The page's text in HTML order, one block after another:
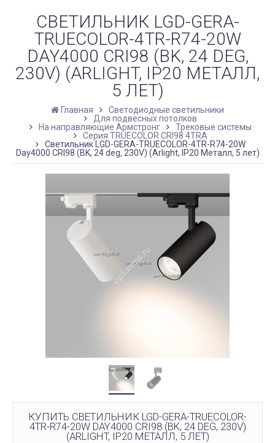
СВЕТИЛЬНИК LGD-GERA-
TRUECOLOR-4TR-R74-20W
DAY4000 CRI98 (BK, 24 DEG,
230V) (ARLIGHT, IP20 МЕТАЛЛ,
5 ЛЕТ)
Главная
Светодиодные светильники
Для подвесных потолков
На направляющие Армстронг
Трековые системы
Серия TRUECOLOR CRI98 4TRA
Светильник LGD-GERA-TRUECOLOR-4TR-R74-20W
Day4000 CRI98 (BK, 24 deg, 230V) (Arlight, IP20 Металл, 5 лет)
КУПИТЬ СВЕТИЛЬНИК LGD-GERA-TRUECOLOR-
4TR-R74-20W DAY4000 CRI98 (BK, 24 DEG, 230V)
(ARLIGHT, IP20 МЕТАЛЛ, 5 ЛЕТ)